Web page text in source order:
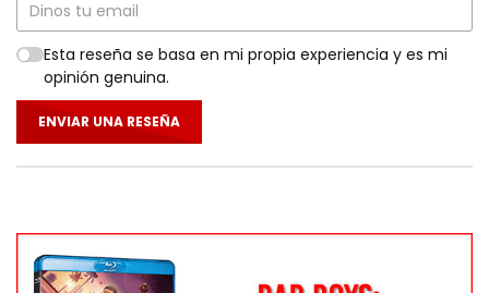
Esta reseña se basa en mi propia experiencia y es mi
opinión genuina.
ENVIAR UNA RESEÑA